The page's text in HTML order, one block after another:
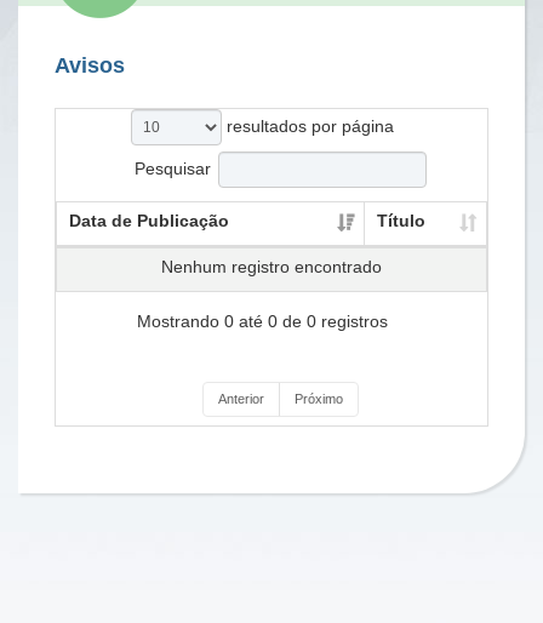
Avisos
resultados por página
Pesquisar
Data de Publicação Título
Nenhum registro encontrado
Mostrando 0 até 0 de 0 registros
Anterior Próximo